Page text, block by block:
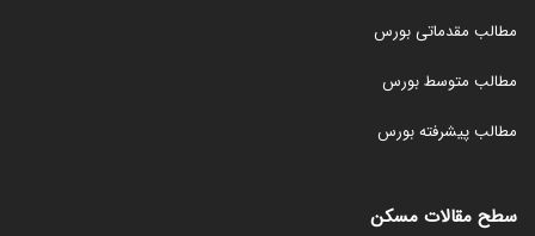
مطالب مقدماتی بورس
مطالب متوسط بورس
مطالب پیشرفته بورس
سطح مقالات مسکن